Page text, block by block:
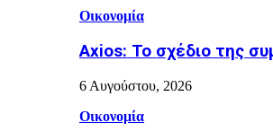
Οικονομία
Axios: Το σχέδιο της
6 Αυγούστου, 2026
Οικονομία